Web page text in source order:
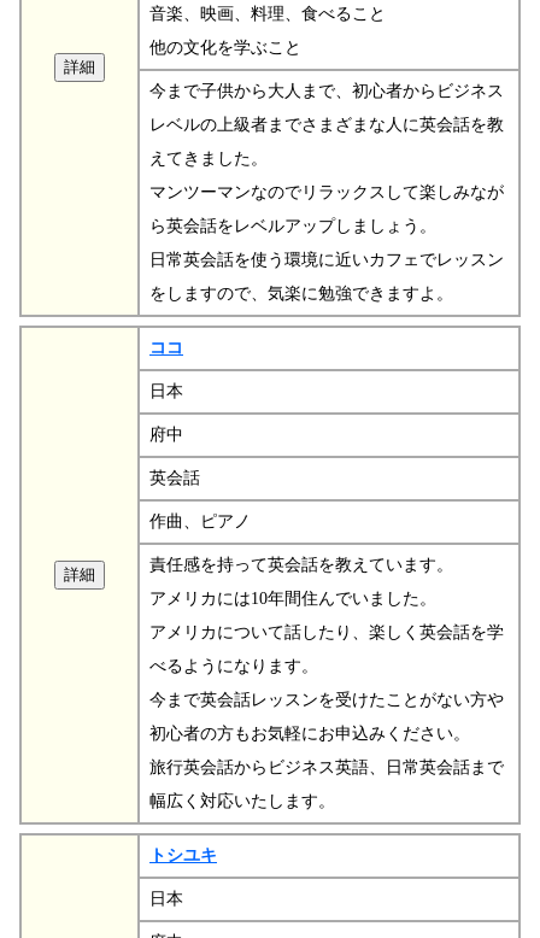
音楽、映画、料理、食べること
他の文化を学ぶこと
今まで子供から大人まで、初心者からビジネス
レベルの上級者までさまざまな人に英会話を教
えてきました。
マンツーマンなのでリラックスして楽しみなが
ら英会話をレベルアップしましょう。
日常英会話を使う環境に近いカフェでレッスン
をしますので、気楽に勉強できますよ。
ココ
日本
府中
英会話
作曲、ピアノ
責任感を持って英会話を教えています。
アメリカには10年間住んでいました。
アメリカについて話したり、楽しく英会話を学
べるようになります。
今まで英会話レッスンを受けたことがない方や
初心者の方もお気軽にお申込みください。
旅行英会話からビジネス英語、日常英会話まで
幅広く対応いたします。
トシユキ
日本